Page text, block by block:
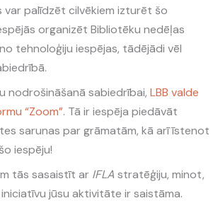
var palīdzēt cilvēkiem izturēt šo
organizēt Bibliotēku nedēļas
tehnoloģiju iespējas, tādējādi vēl
sabiedrībai, LBB valde
“Zoom”. Tā ir iespēja piedāvāt
sarunas par grāmatām, kā arī īstenot
iespēju!
tās sasaistīt ar IFLA stratēģiju, minot,
jūsu aktivitāte ir saistāma.